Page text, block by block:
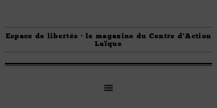
Espace de libertés · le magazine du Centre d'Action
Laïque